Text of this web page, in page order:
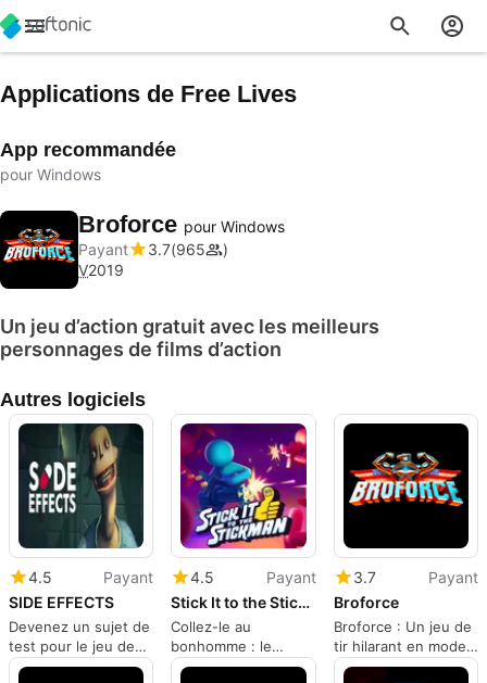
Applications de Free Lives
App recommandée
pour Windows
Broforce pour Windows
Payant
3.7 965
V2019
Un jeu d’action gratuit avec les meilleurs
personnages de films d’action
Autres logiciels
4.5
Payant
SIDE EFFECTS
Devenez un sujet de
test pour le jeu de
roulette médicale
4.5
Payant
Stick It to the Stickman
Collez-le au
bonhomme : le
chaos d'entreprise
3.7
Payant
Broforce
Broforce : Un jeu de
tir hilarant en mode
course et gunfight.